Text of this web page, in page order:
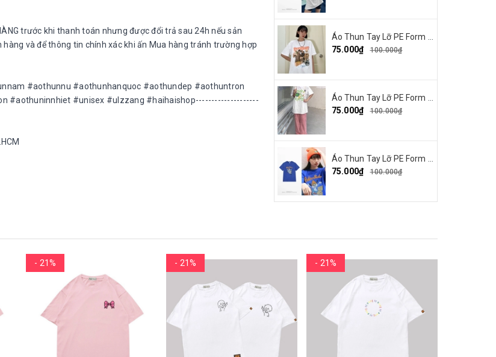
trước khi thanh toán nhưng được đổi trả sau 24h nếu sản
và để thông tin chính xác khi ấn Mua hàng tránh trường hợp
#aothunnu #aothunhanquoc #aothundep #aothuntron
#aothuninnhiet #unisex #ulzzang #haihaishop--------------------
75.000₫
100.000₫
75.000₫
100.000₫
75.000₫
100.000₫
- 21% - 21% - 21%